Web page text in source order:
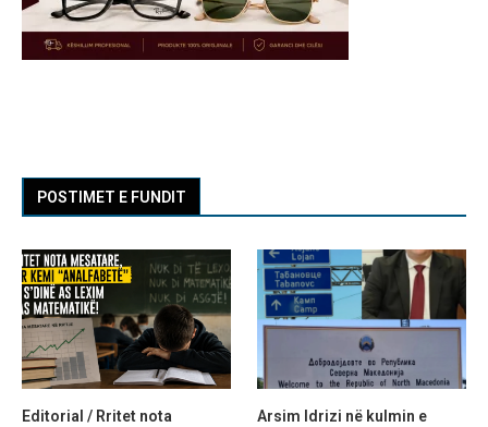
POSTIMET E FUNDIT
Editorial / Rritet nota
Arsim Idrizi në kulmin e